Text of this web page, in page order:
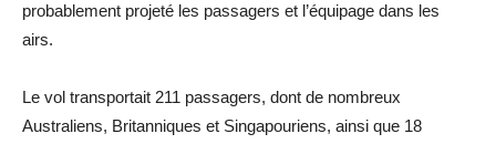
probablement projeté les passagers et l’équipage dans les
airs.
Le vol transportait 211 passagers, dont de nombreux
Australiens, Britanniques et Singapouriens, ainsi que 18